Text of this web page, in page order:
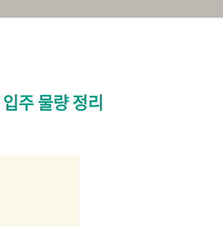
주 물량 정리